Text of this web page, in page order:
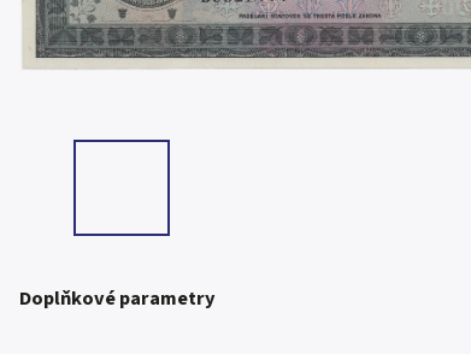
Doplňkové parametry